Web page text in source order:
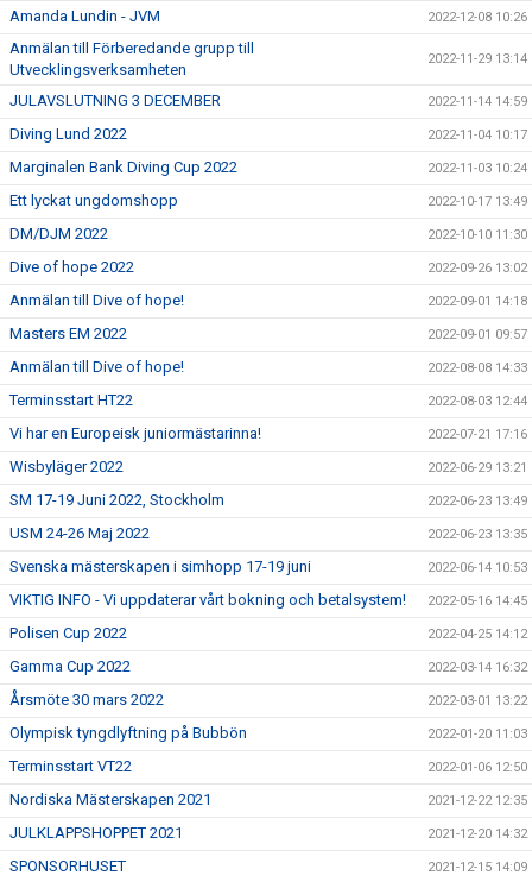
Amanda Lundin - JVM 2022-12-08 10:26
Anmälan till Förberedande grupp till
Utvecklingsverksamheten
2022-11-29 13:14
JULAVSLUTNING 3 DECEMBER 2022-11-14 14:59
Diving Lund 2022 2022-11-04 10:17
Marginalen Bank Diving Cup 2022 2022-11-03 10:24
Ett lyckat ungdomshopp 2022-10-17 13:49
DM/DJM 2022 2022-10-10 11:30
Dive of hope 2022 2022-09-26 13:02
Anmälan till Dive of hope! 2022-09-01 14:18
Masters EM 2022 2022-09-01 09:57
Anmälan till Dive of hope! 2022-08-08 14:33
Terminsstart HT22 2022-08-03 12:44
Vi har en Europeisk juniormästarinna! 2022-07-21 17:16
Wisbyläger 2022 2022-06-29 13:21
SM 17-19 Juni 2022, Stockholm 2022-06-23 13:49
USM 24-26 Maj 2022 2022-06-23 13:35
Svenska mästerskapen i simhopp 17-19 juni 2022-06-14 10:53
VIKTIG INFO - Vi uppdaterar vårt bokning och betalsystem! 2022-05-16 14:45
Polisen Cup 2022 2022-04-25 14:12
Gamma Cup 2022 2022-03-14 16:32
Årsmöte 30 mars 2022 2022-03-01 13:22
Olympisk tyngdlyftning på Bubbön 2022-01-20 11:03
Terminsstart VT22 2022-01-06 12:50
Nordiska Mästerskapen 2021 2021-12-22 12:35
JULKLAPPSHOPPET 2021 2021-12-20 14:32
SPONSORHUSET 2021-12-15 14:09